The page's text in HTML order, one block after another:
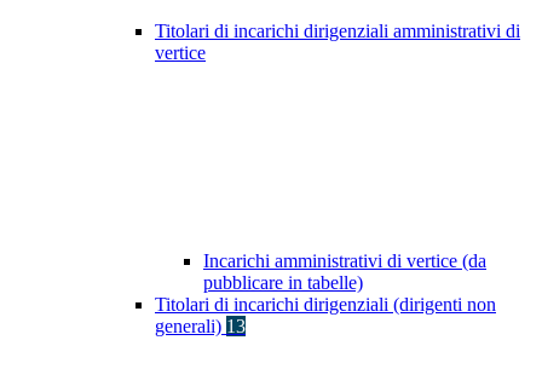
Titolari di incarichi dirigenziali amministrativi di
vertice
Incarichi amministrativi di vertice (da
pubblicare in tabelle)
Titolari di incarichi dirigenziali (dirigenti non
generali) 13